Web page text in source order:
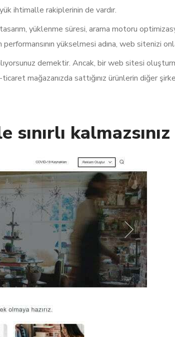
ihtimalle rakiplerinin de vardır.
yüklenme süresi, arama motoru
yükselmesi adına, web sitenizi
demektir. Ancak, bir web sitesi
mağazanızda sattığınız ürünlerin diğer
kalmazsınız